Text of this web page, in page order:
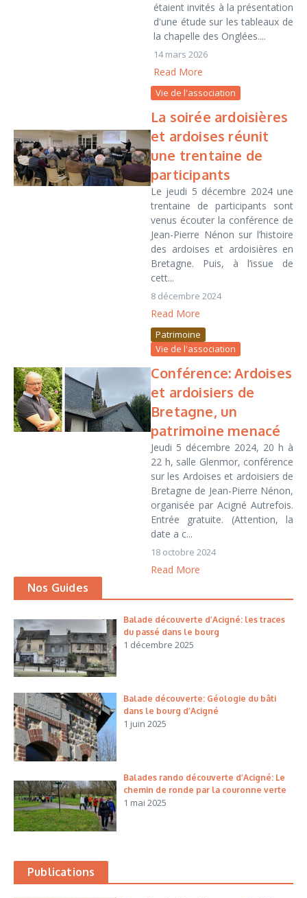
étaient invités à la présentation
d'une étude sur les tableaux de
la chapelle des Onglées....
14 mars 2026
Read More
Vie de l'association
La soirée ardoisières
et ardoises réunit
une trentaine de
participants
Le jeudi 5 décembre 2024 une
trentaine de participants sont
venus écouter la conférence de
Jean-Pierre Nénon sur l’histoire
des ardoises et ardoisières en
Bretagne. Puis, à l’issue de
cett...
8 décembre 2024
Read More
Patrimoine
Vie de l'association
Conférence: Ardoises
et ardoisiers de
Bretagne, un
patrimoine menacé
Jeudi 5 décembre 2024, 20 h à
22 h, salle Glenmor, conférence
sur les Ardoises et ardoisiers de
Bretagne de Jean-Pierre Nénon,
organisée par Acigné Autrefois.
Entrée gratuite. (Attention, la
date a c...
18 octobre 2024
Read More
Nos Guides
Balade découverte d’Acigné: les traces
du passé dans le bourg
1 décembre 2025
Balade découverte: Géologie du bâti
dans le bourg d’Acigné
1 juin 2025
Balades rando découverte d’Acigné: Le
chemin de ronde par la couronne verte
1 mai 2025
Publications